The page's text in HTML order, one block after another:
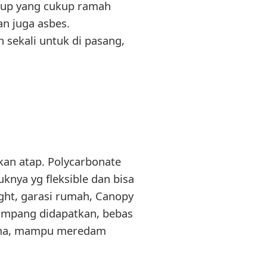
yang cukup ramah
juga asbes.
sekali untuk di pasang,
atap. Polycarbonate
yg fleksible dan bisa
garasi rumah, Canopy
didapatkan, bebas
mampu meredam